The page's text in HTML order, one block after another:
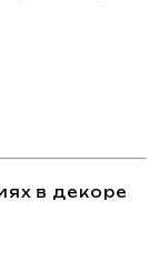
в декоре